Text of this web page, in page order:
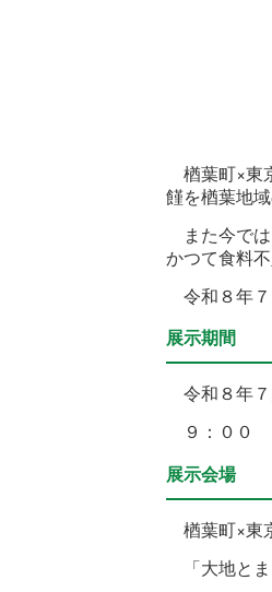
楢葉町×東
饉を楢葉地
また今では
かつて食料
令和８年７
展示期間
令和８年
９：００
展示会場
楢葉町×
「大地とま